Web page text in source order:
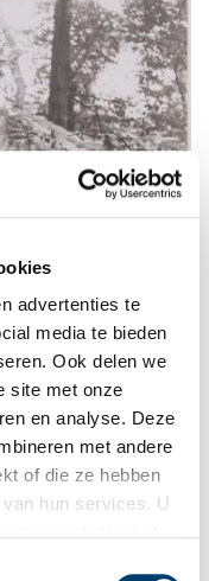
advertenties te
media te bieden
Ook delen we
site met onze
en analyse. Deze
met andere
of die ze hebben
hun services. U
1977. Collectie Noord-
de Hervormde
bureau vestigde en
het huis echter